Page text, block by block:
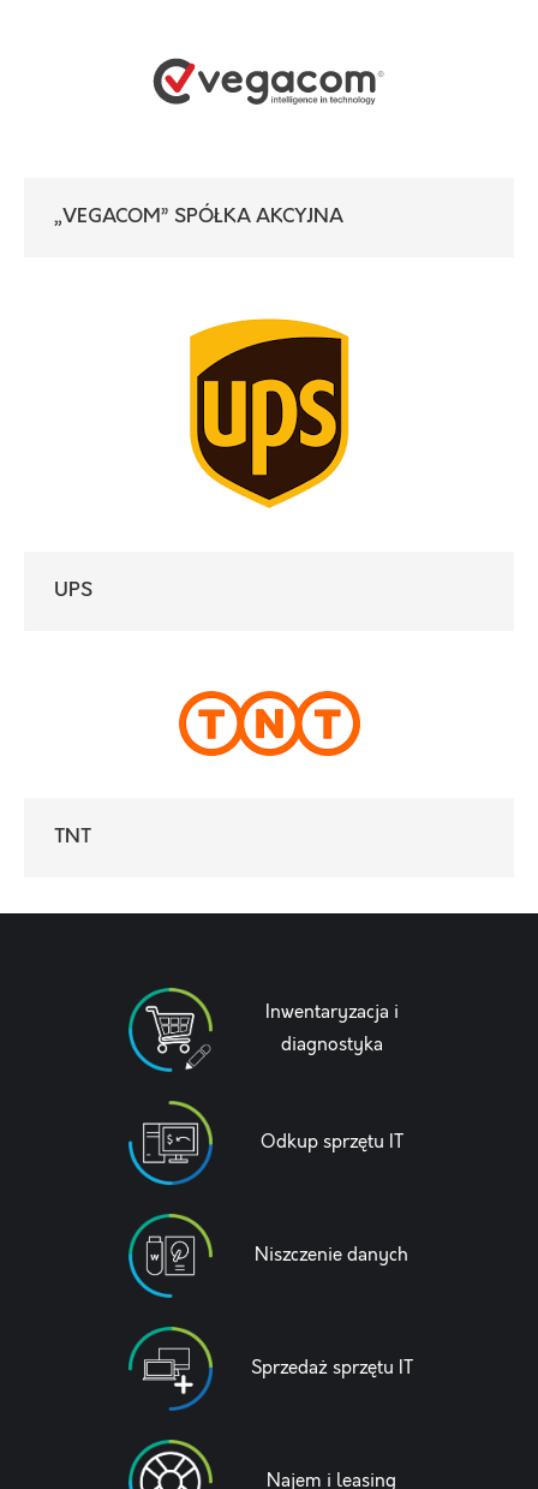
„VEGACOM” SPÓŁKA AKCYJNA
UPS
TNT
Inwentaryzacja i
diagnostyka
Odkup sprzętu IT
Niszczenie danych
Sprzedaż sprzętu IT
Najem i leasing